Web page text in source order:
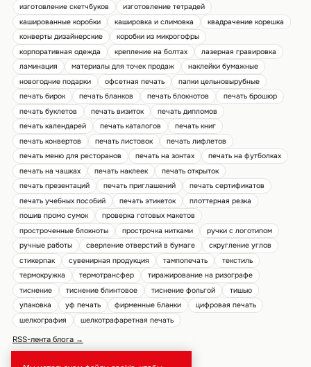
изготовление скетчбуков
изготовление тетрадей
кашированные коробки
кашировка и слимовка
квадрачение корешка
конверты дизайнерские
коробки из микрогофры
корпоративная одежда
крепление на болтах
лазерная гравировка
ламинация
материалы для точек продаж
наклейки бумажные
новогодние подарки
офсетная печать
папки цельновырубные
печать бирок
печать бланков печать блокнотов
печать брошюр
печать буклетов
печать визиток
печать дипломов
печать календарей
печать каталогов
печать книг
печать конвертов
печать листовок
печать лифлетов
печать меню для ресторанов
печать на зонтах
печать на футболках
печать на чашках
печать наклеек
печать открыток
печать презентаций
печать приглашений
печать сертификатов
печать учебных пособий
печать этикеток
плоттерная резка
пошив промо сумок
проверка готовых макетов
простроченные блокноты
прострочка нитками
ручки с логотипом
ручные работы
сверление отверстий в бумаге
скругление углов
стикерпак
сувенирная продукция тампопечать
текстиль
термокружка
термотрансфер
тиражирование на ризографе
тиснение
тиснение блинтовое тиснение фольгой
тишью
упаковка
уф печать фирменные бланки
цифровая печать
шелкография
шелкотрафаретная печать
RSS-лента блога →